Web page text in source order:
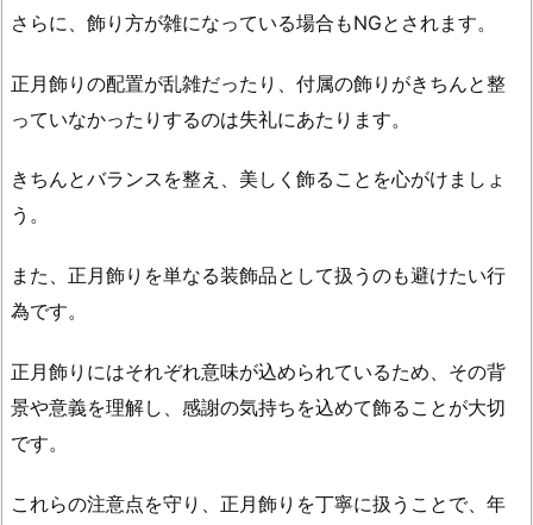
さらに、飾り方が雑になっている場合もNGとされます。
正月飾りの配置が乱雑だったり、付属の飾りがきちんと整
っていなかったりするのは失礼にあたります。
きちんとバランスを整え、美しく飾ることを心がけましょ
う。
また、正月飾りを単なる装飾品として扱うのも避けたい行
為です。
正月飾りにはそれぞれ意味が込められているため、その背
景や意義を理解し、感謝の気持ちを込めて飾ることが大切
です。
これらの注意点を守り、正月飾りを丁寧に扱うことで、年